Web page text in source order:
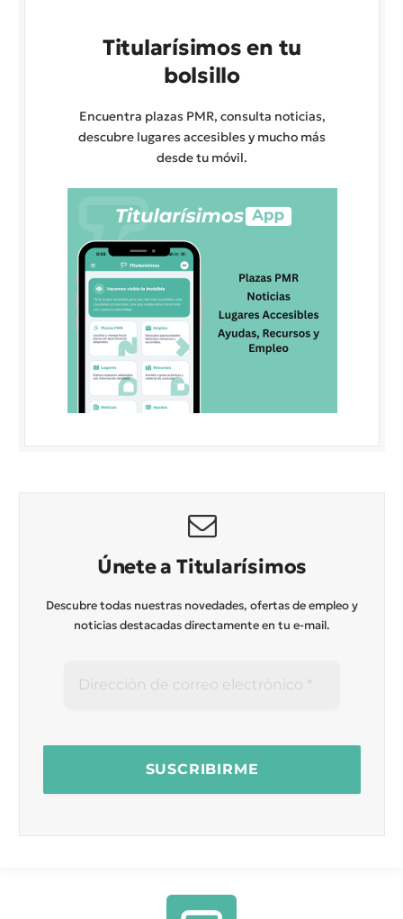
Titularísimos en tu
bolsillo
Encuentra plazas PMR, consulta noticias,
descubre lugares accesibles y mucho más
desde tu móvil.
Únete a Titularísimos
Descubre todas nuestras novedades, ofertas de empleo y
noticias destacadas directamente en tu e-mail.